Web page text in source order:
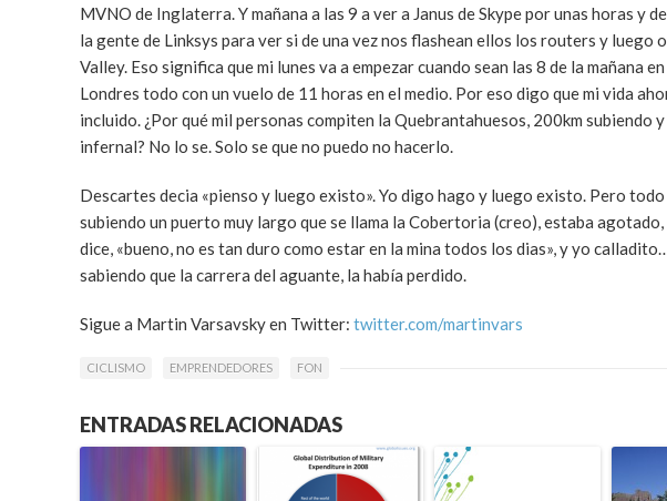
MVNO de Inglaterra. Y mañana a las 9 a ver a Janus de Skype por unas horas y
la gente de Linksys para ver si de una vez nos flashean ellos los routers y
Valley. Eso significa que mi lunes va a empezar cuando sean las 8 de la mañana
Londres todo con un vuelo de 11 horas en el medio. Por eso digo que mi vida
incluido. ¿Por qué mil personas compiten la Quebrantahuesos, 200km subiendo
infernal? No lo se. Solo se que no puedo no hacerlo.
Descartes decia «pienso y luego existo». Yo digo hago y luego existo. Pero
subiendo un puerto muy largo que se llama la Cobertoria (creo), estaba
dice, «bueno, no es tan duro como estar en la mina todos los dias», y yo
sabiendo que la carrera del aguante, la había perdido.
Sigue a Martin Varsavsky en Twitter: twitter.com/martinvars
CICLISMO EMPRENDEDORES FON
ENTRADAS RELACIONADAS